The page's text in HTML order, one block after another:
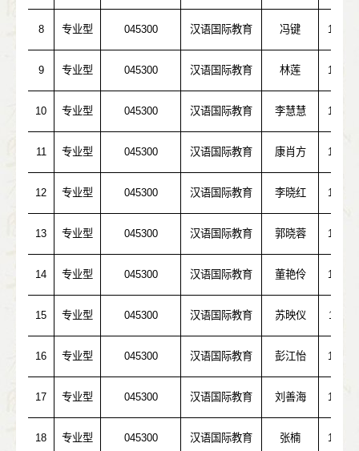
8 专业型 045300 汉语国际教育 冯键
9 专业型 045300 汉语国际教育 林莲
10 专业型 045300 汉语国际教育 李慧慧
11 专业型 045300 汉语国际教育 康肖方
12 专业型 045300 汉语国际教育 李晓红
13 专业型 045300 汉语国际教育 郭晓蓉
14 专业型 045300 汉语国际教育 董艳伶
15 专业型 045300 汉语国际教育 苏映仪
16 专业型 045300 汉语国际教育 彭江怡
17 专业型 045300 汉语国际教育 刘善海
18 专业型 045300 汉语国际教育 张楠